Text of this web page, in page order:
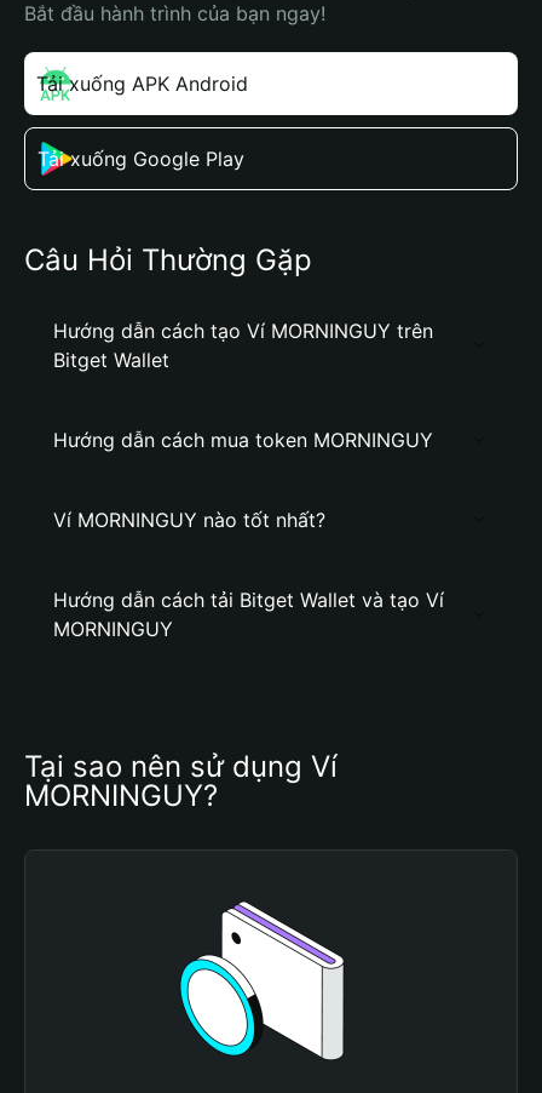
Bắt đầu hành trình của bạn ngay!
Tải xuống APK Android
Tải xuống Google Play
Câu Hỏi Thường Gặp
Hướng dẫn cách tạo Ví MORNINGUY trên
Bitget Wallet
Hướng dẫn cách mua token MORNINGUY
Ví MORNINGUY nào tốt nhất?
Hướng dẫn cách tải Bitget Wallet và tạo Ví
MORNINGUY
Tại sao nên sử dụng Ví
MORNINGUY?